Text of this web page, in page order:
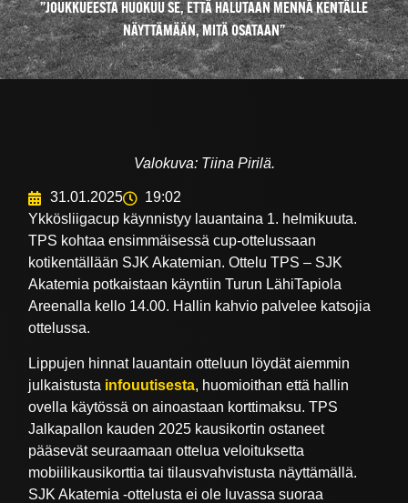
”JOUKKUEESTA HUOKUU SE, ETTÄ HALUTAAN MENNÄ KENTÄLLE
NÄYTTÄMÄÄN, MITÄ OSATAAN”
Valokuva: Tiina Pirilä.
31.01.2025
19:02
Ykkösliigacup käynnistyy lauantaina 1. helmikuuta.
TPS kohtaa ensimmäisessä cup-ottelussaan
kotikentällään SJK Akatemian. Ottelu TPS – SJK
Akatemia potkaistaan käyntiin Turun LähiTapiola
Areenalla kello 14.00. Hallin kahvio palvelee katsojia
ottelussa.
Lippujen hinnat lauantain otteluun löydät aiemmin
julkaistusta infouutisesta, huomioithan että hallin
ovella käytössä on ainoastaan korttimaksu. TPS
Jalkapallon kauden 2025 kausikortin ostaneet
pääsevät seuraamaan ottelua veloituksetta
mobiilikausikorttia tai tilausvahvistusta näyttämällä.
SJK Akatemia -ottelusta ei ole luvassa suoraa